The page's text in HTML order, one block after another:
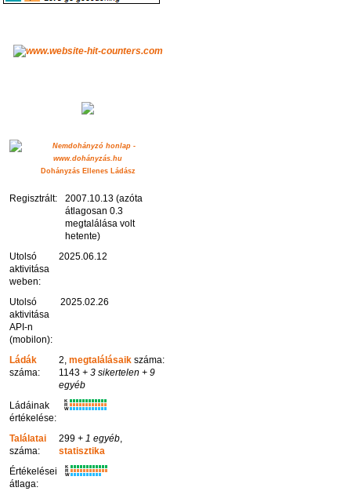
Dohányzás Ellenes Ládász
Regisztrált:
2007.10.13 (azóta
átlagosan 0.3
megtalálása volt
hetente)
Utolsó
aktivitása
weben:
2025.06.12
Utolsó
aktivitása
API-n
(mobilon):
2025.02.26
Ládák
száma:
2,megtalálásaik száma:
1143 + 3 sikertelen + 9
egyéb
Ládáinak
értékelése:
K
R
W
Találatai
száma:
299 + 1 egyéb,
statisztika
Értékelései
átlaga:
K
R
W